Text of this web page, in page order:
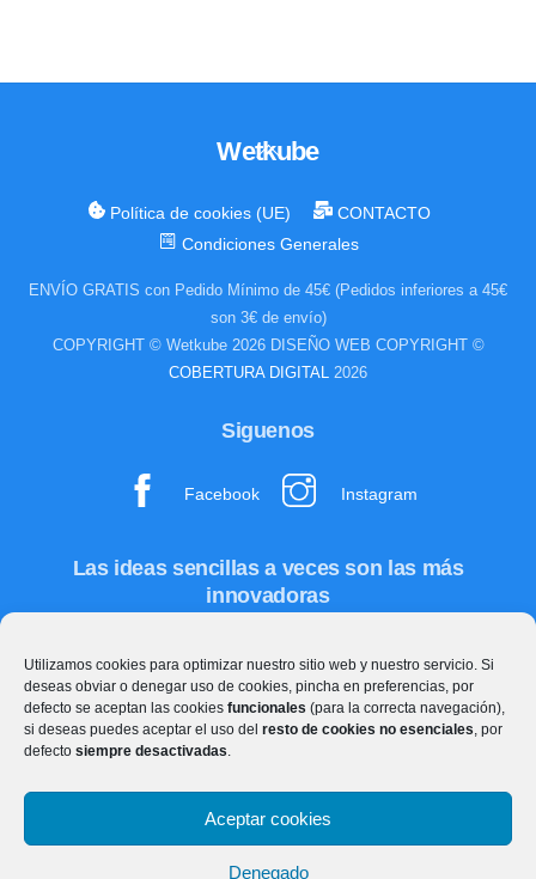
Utilizamos cookies para optimizar nuestro sitio web y nuestro servicio. Si
deseas obviar o denegar uso de cookies, pincha en preferencias, por
defecto se aceptan las cookies funcionales (para la correcta navegación),
si deseas puedes aceptar el uso del resto de cookies no esenciales, por
defecto siempre desactivadas.
Aceptar cookies
Denegado
Back
Top
Wetkube
Política de cookies (UE)
CONTACTO
Condiciones Generales
ENVÍO GRATIS con Pedido Mínimo de 45€ (Pedidos inferiores a 45€
son 3€ de envío)
COPYRIGHT © Wetkube 2026 DISEÑO WEB COPYRIGHT ©
COBERTURA DIGITAL
2026
Siguenos
Facebook Instagram
Las ideas sencillas a veces son las más
innovadoras
Danos un toque: